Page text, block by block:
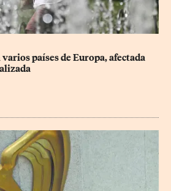
países de Europa, afectada